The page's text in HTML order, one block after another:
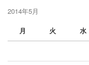
2014年5月
月
火 水